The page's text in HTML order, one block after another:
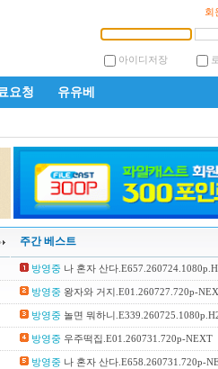
회
아이디저장
요청 유유베
주간 베스트
방영중 나 혼자 산다
방영중 왕자와 거지.E01.260727.720p-
방영중 놀면 뭐하니
방영중 우주떡집.E01.260731.720p-NEXT
방영중 나 혼자 산다.E658.260731.720p-